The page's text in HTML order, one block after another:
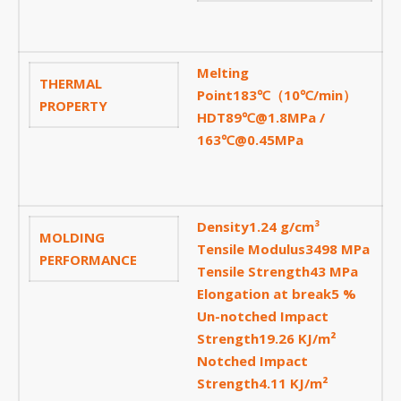
Tháng Mười Hai 2025
Tháng Mười Một 2025
Tháng Mười 2025
Tháng Bảy 2025
Tháng Sáu 2025
Tháng Tư 2025
Tháng Ba 2025
Tháng Hai 2025
Tháng Một 2025
THERMAL
PROPERTY
Melting
Point183℃（10℃/min）
HDT89℃@1.8MPa /
163℃@0.45MPa
MOLDING
PERFORMANCE
Density1.24 g/cm³
Tensile Modulus3498 MPa
Tensile Strength43 MPa
Elongation at break5 %
Un-notched Impact
Strength19.26 KJ/m²
Notched Impact
Strength4.11 KJ/m²